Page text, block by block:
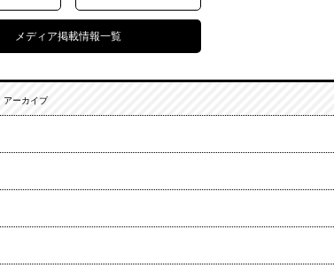
メディア掲載情報一覧
アーカイブ